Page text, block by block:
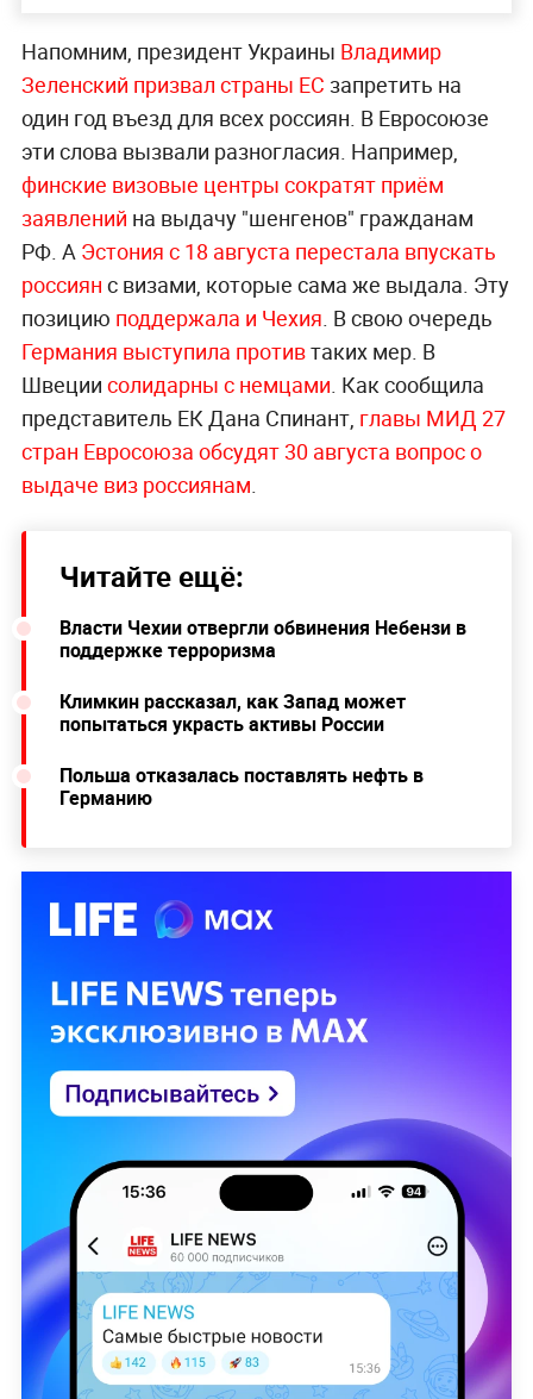
Напомним, президент Украины Владимир
Зеленский призвал страны ЕС запретить на
один год въезд для всех россиян. В Евросоюзе
эти слова вызвали разногласия. Например,
финские визовые центры сократят приём
заявлений на выдачу "шенгенов" гражданам
РФ. А Эстония с 18 августа перестала впускать
россиян с визами, которые сама же выдала. Эту
позицию поддержала и Чехия. В свою очередь
Германия выступила противтаких мер. В
Швеции солидарны с немцами. Как сообщила
представитель ЕК Дана Спинант, главы МИД 27
стран Евросоюза обсудят 30 августа вопрос о
выдаче виз россиянам.
Читайте ещё:
Власти Чехии отвергли обвинения Небензи в
поддержке терроризма
Климкин рассказал, как Запад может
попытаться украсть активы России
Польша отказалась поставлять нефть в
Германию